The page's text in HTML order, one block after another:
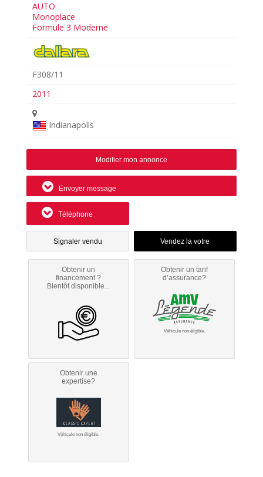
AUTO
Monoplace
Formule 3 Moderne
F308/11
2011
Indianapolis
Modifier mon annonce
Envoyer message
Téléphone
Signaler vendu
Obtenir un
financement ?
Bientôt disponible...
Obtenir un tarif
d’assurance?
Véhicule non éligible.
Obtenir une
expertise?
Véhicule non éligible.